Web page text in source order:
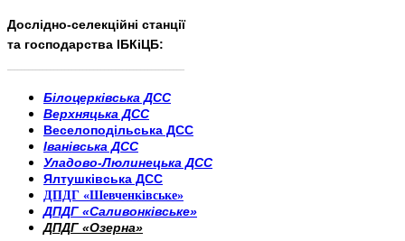
Дослідно-селекційні станції
та господарства ІБКіЦБ:
Білоцерківська ДСС
Верхняцька ДСС
Веселоподільська ДСС
Іванівська ДСС
Уладово-Люлинецька ДСС
Ялтушківська ДСС
ДПДГ «Шевченківське»
ДПДГ «Саливонківське»
ДПДГ «Озерна»